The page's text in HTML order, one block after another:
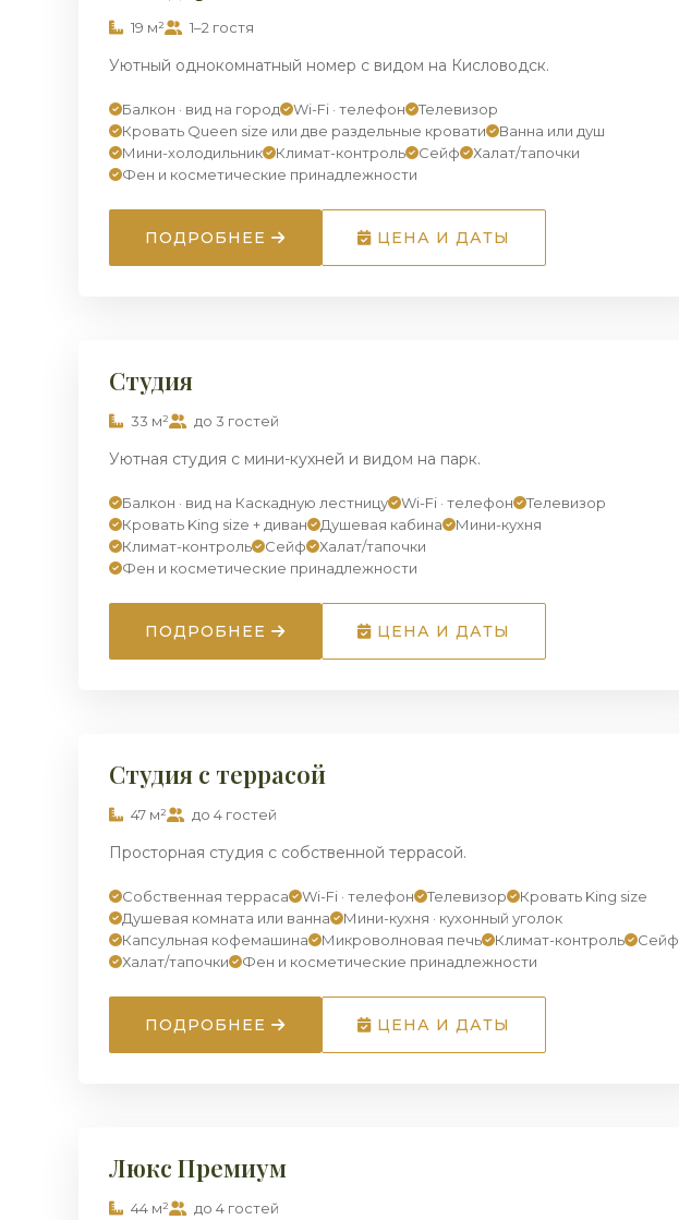
19 м² 1–2 гостя
Уютный однокомнатный номер с видом на Кисловодск.
Балкон · вид на город Wi-Fi · телефон
Телевизор
Кровать Queen size или две раздельные кровати
Ванна или душ
Мини-холодильник
Климат-контроль Сейф
Халат/тапочки
Фен и косметические принадлежности
ПОДРОБНЕЕ ЦЕНА И ДАТЫ
СТУДИЯ
Студия
33 м² до 3 гостей
Уютная студия с мини-кухней и видом на парк.
Балкон · вид на Каскадную лестницу Wi-Fi · телефон
Телевизор
Кровать King size + диван
Душевая кабина
Мини-кухня
Климат-контроль
Сейф
Халат/тапочки
Фен и косметические принадлежности
ПОДРОБНЕЕ ЦЕНА И ДАТЫ
ПРЕМИУМ
Студия с террасой
47 м² до 4 гостей
Просторная студия с собственной террасой.
Собственная терраса Wi-Fi · телефон Телевизор
Кровать King size
Душевая комната или ванна
Мини-кухня · кухонный уголок
Капсульная кофемашина
Микроволновая печь Климат-контроль
Сейф
Халат/тапочки
Фен и косметические принадлежности
ПОДРОБНЕЕ ЦЕНА И ДАТЫ
ДВУХКОМНАТНЫЙ
Люкс Премиум
44 м² до 4 гостей